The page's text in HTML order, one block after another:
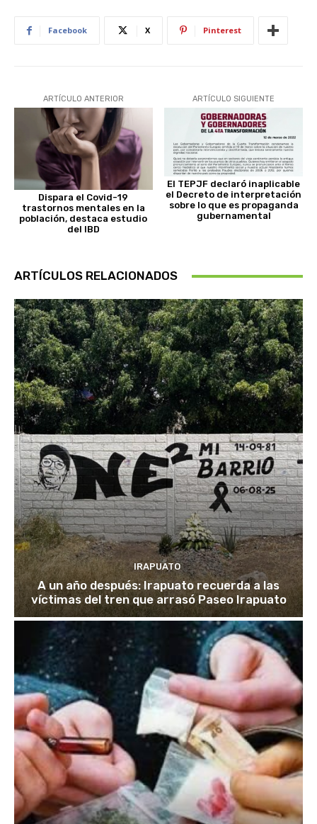
Facebook X Pinterest
ARTÍCULO ANTERIOR
Dispara el Covid-19
trastornos mentales en la
población, destaca estudio
del IBD
ARTÍCULO SIGUIENTE
El TEPJF declaró inaplicable
el Decreto de interpretación
sobre lo que es propaganda
gubernamental
ARTÍCULOS RELACIONADOS
IRAPUATO
A un año después: Irapuato recuerda a las
víctimas del tren que arrasó Paseo Irapuato